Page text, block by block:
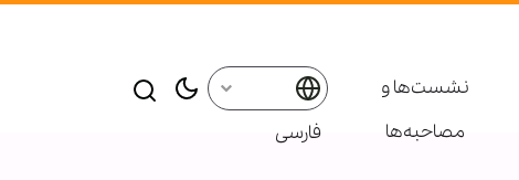
نشست‌ها و
مصاحبه‌ها
فارسی